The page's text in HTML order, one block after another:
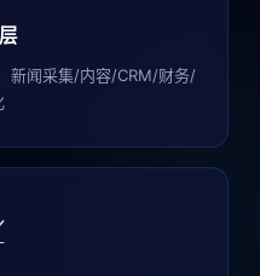
新闻采集/内容/CRM/财务/